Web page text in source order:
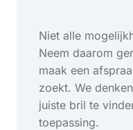
Niet alle
Neem daarom
maak een
zoekt. We
juiste bril te
toepassing.